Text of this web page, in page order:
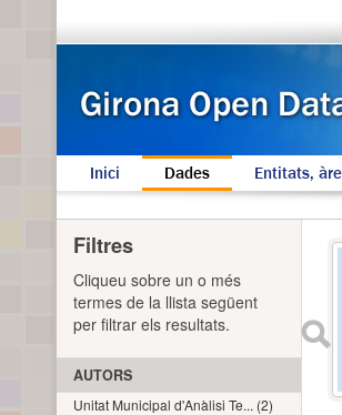
Inici Dades Entitats,
Filtres
Cliqueu sobre un o més
termes de la llista següent
per filtrar els resultats.
AUTORS
Unitat Municipal d'Anàlisi Te... (2)